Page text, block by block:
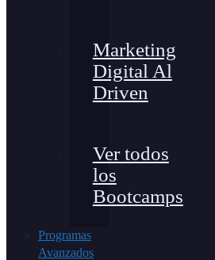
Marketing
Digital Al
Driven
Ver todos
los
Bootcamps
Programas
Avanzados